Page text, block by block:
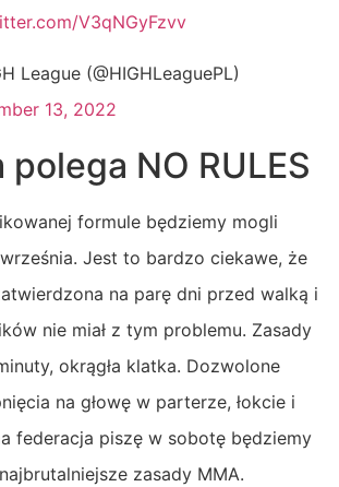
V3qNGyFzvv
League (@HIGHLeaguePL)
13, 2022
polega NO RULES
formule będziemy mogli
Jest to bardzo ciekawe, że
na parę dni przed walką i
nie miał z tym problemu. Zasady
okrągła klatka. Dozwolone
na głowę w parterze, łokcie i
federacja piszę w sobotę będziemy
zasady MMA.